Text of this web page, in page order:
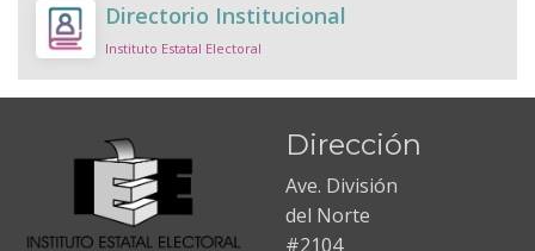
Directorio Institucional
Instituto Estatal Electoral
Dirección
Ave. División
del Norte
#2104